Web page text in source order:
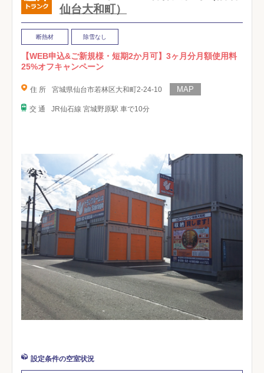
仙台大和町）
断熱材 除雪なし
【WEB申込&ご新規様・短期2か月可】3ヶ月分月額使用料
25%オフキャンペーン
住 所 宮城県仙台市若林区大和町2-24-10
交 通 JR仙石線 宮城野原駅 車で10分
設定条件の空室状況